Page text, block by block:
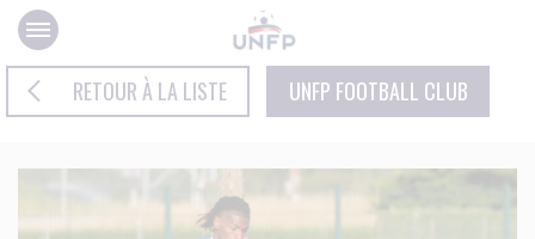
Panneau de gestion des cookies
RETOUR À LA LISTE UNFP FOOTBALL CLUB